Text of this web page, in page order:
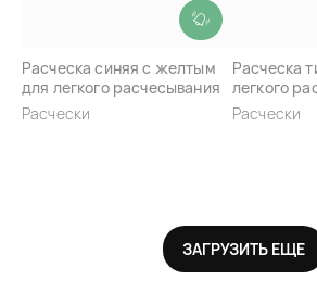
Расческа синяя с желтым
для легкого расчесывания
волос Janeke Superbrush
Расчески
Расческа
легкого
волос
Расчески
ЗАГРУЗИТЬ ЕЩЕ